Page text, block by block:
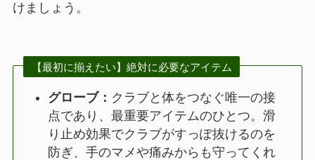
けましょう。
【最初に揃えたい】絶対に必要なアイテム
グローブ： クラブと体をつなぐ唯一の接
点であり、最重要アイテムのひとつ。滑
り止め効果でクラブがすっぽ抜けるのを
防ぎ、手のマメや痛みからも守ってくれ